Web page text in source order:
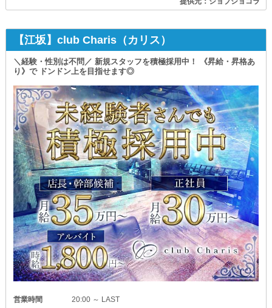
【江坂】club Charis（カリス）
＼経験・性別は不問／ 新規スタッフを積極採用中！ 《昇給・昇格あ
り》で ドンドン上を目指せます◎
営業時間
20:00 ～ LAST